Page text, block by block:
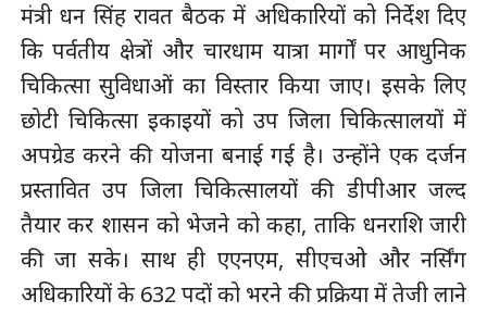
मंत्री धन सिंह रावत बैठक में अधिकारियों को निर्देश दिए
कि पर्वतीय क्षेत्रों और चारधाम यात्रा मार्गों पर आधुनिक
चिकित्सा सुविधाओं का विस्तार किया जाए। इसके लिए
छोटी चिकित्सा इकाइयों को उप जिला चिकित्सालयों में
अपग्रेड करने की योजना बनाई गई है। उन्होंने एक दर्जन
प्रस्तावित उप जिला चिकित्सालयों की डीपीआर जल्द
तैयार कर शासन को भेजने को कहा, ताकि धनराशि जारी
की जा सके। साथ ही एएनएम, सीएचओ और नर्सिंग
अधिकारियों के 632 पदों को भरने की प्रक्रिया में तेजी लाने